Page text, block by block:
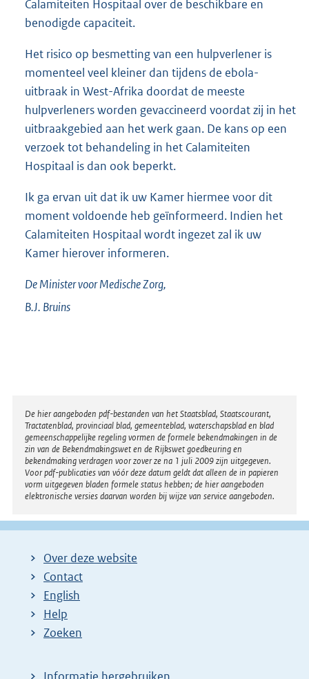
Calamiteiten Hospitaal over de beschikbare en
benodigde capaciteit.
Het risico op besmetting van een hulpverlener is
momenteel veel kleiner dan tijdens de ebola-
uitbraak in West-Afrika doordat de meeste
hulpverleners worden gevaccineerd voordat zij in het
uitbraakgebied aan het werk gaan. De kans op een
verzoek tot behandeling in het Calamiteiten
Hospitaal is dan ook beperkt.
Ik ga ervan uit dat ik uw Kamer hiermee voor dit
moment voldoende heb geïnformeerd. Indien het
Calamiteiten Hospitaal wordt ingezet zal ik uw
Kamer hierover informeren.
De Minister voor Medische Zorg,
B.J. Bruins
Disclaimer
De hier aangeboden pdf-bestanden van het Staatsblad, Staatscourant,
Tractatenblad, provinciaal blad, gemeenteblad, waterschapsblad en blad
gemeenschappelijke regeling vormen de formele bekendmakingen in de
zin van de Bekendmakingswet en de Rijkswet goedkeuring en
bekendmaking verdragen voor zover ze na 1 juli 2009 zijn uitgegeven.
Voor pdf-publicaties van vóór deze datum geldt dat alleen de in papieren
vorm uitgegeven bladen formele status hebben; de hier aangeboden
elektronische versies daarvan worden bij wijze van service aangeboden.
Over deze website
Contact
English
Help
Zoeken
Informatie hergebruiken